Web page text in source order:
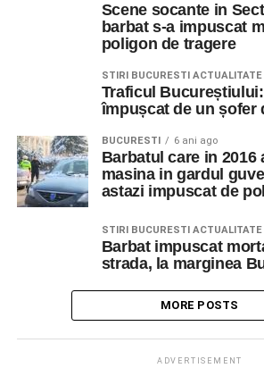
Scene socante in
barbat s-a impuscat
poligon de tragere
STIRI BUCURESTI ACTUALITATE
Traficul
împușcat de un șofer
BUCURESTI 6 ani ago
Barbatul care in 2016
masina in gardul
astazi impuscat de
STIRI BUCURESTI ACTUALITATE
Barbat impuscat
strada, la marginea
MORE POSTS
ADVERTISEMENT